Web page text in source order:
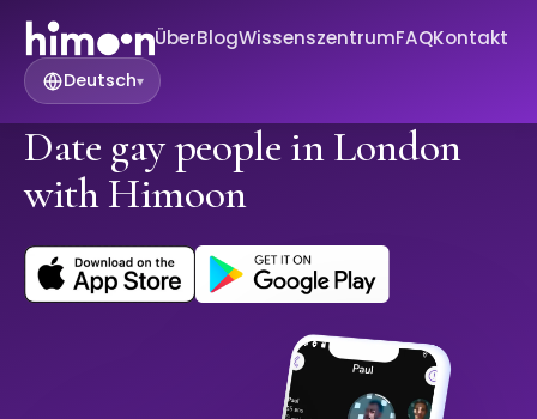
ÜberBlogWissenszentrumFAQKontakt
Deutsch▾
Date gay people in London
with Himoon